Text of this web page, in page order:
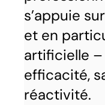
s’appuie
et en
artificielle
efficacité,
réactivité.